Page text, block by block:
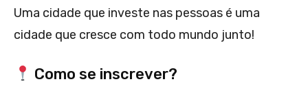
Uma cidade que investe nas pessoas é uma
cidade que cresce com todo mundo junto!
Como se inscrever?